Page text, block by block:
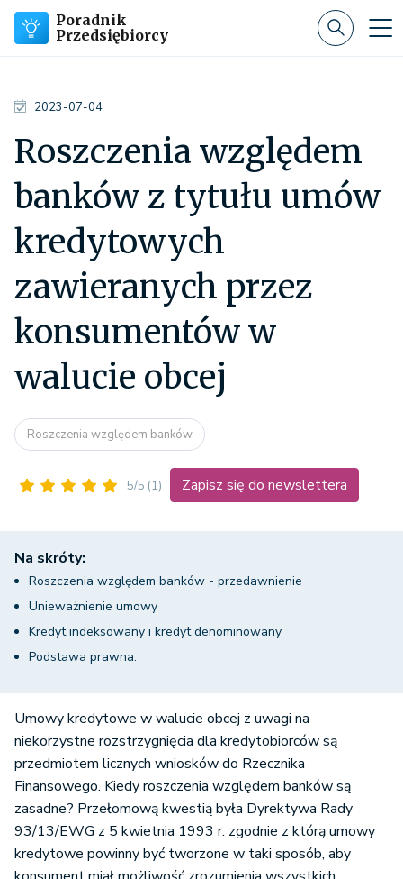
Poradnik
Przedsiębiorcy
2023-07-04
Roszczenia względem
banków z tytułu umów
kredytowych
zawieranych przez
konsumentów w
walucie obcej
Roszczenia względem banków
5/5 (1) Zapisz się do newslettera
Na skróty:
Roszczenia względem banków - przedawnienie
Unieważnienie umowy
Kredyt indeksowany i kredyt denominowany
Podstawa prawna:
Umowy kredytowe w walucie obcej z uwagi na
niekorzystne rozstrzygnięcia dla kredytobiorców są
przedmiotem licznych wniosków do Rzecznika
Finansowego. Kiedy roszczenia względem banków są
zasadne? Przełomową kwestią była Dyrektywa Rady
93/13/EWG z 5 kwietnia 1993 r. zgodnie z którą umowy
kredytowe powinny być tworzone w taki sposób, aby